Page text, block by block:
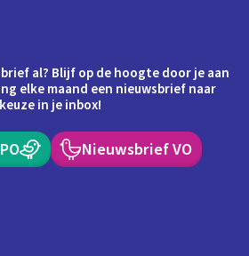
al? Blijf op de hoogte door je aan
elke maand een nieuwsbrief naar
keuze in je inbox!
Nieuwsbrief VO